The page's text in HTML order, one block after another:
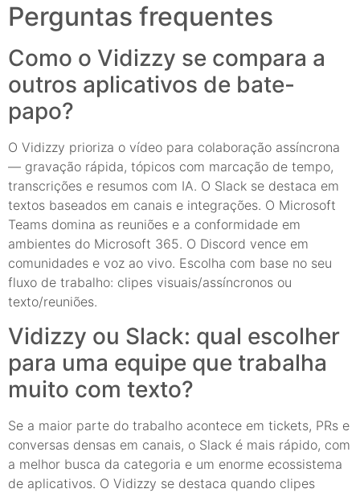
Perguntas frequentes
Como o Vidizzy se compara a
outros aplicativos de bate-
papo?
O Vidizzy prioriza o vídeo para colaboração assíncrona
— gravação rápida, tópicos com marcação de tempo,
transcrições e resumos com IA. O Slack se destaca em
textos baseados em canais e integrações. O Microsoft
Teams domina as reuniões e a conformidade em
ambientes do Microsoft 365. O Discord vence em
comunidades e voz ao vivo. Escolha com base no seu
fluxo de trabalho: clipes visuais/assíncronos ou
texto/reuniões.
Vidizzy ou Slack: qual escolher
para uma equipe que trabalha
muito com texto?
Se a maior parte do trabalho acontece em tickets, PRs e
conversas densas em canais, o Slack é mais rápido, com
a melhor busca da categoria e um enorme ecossistema
de aplicativos. O Vidizzy se destaca quando clipes